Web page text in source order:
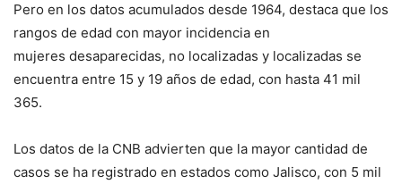
Pero en los datos acumulados desde 1964, destaca que los
rangos de edad con mayor incidencia en
mujeres desaparecidas, no localizadas y localizadas se
encuentra entre 15 y 19 años de edad, con hasta 41 mil
365.
Los datos de la CNB advierten que la mayor cantidad de
casos se ha registrado en estados como Jalisco, con 5 mil